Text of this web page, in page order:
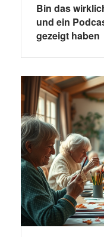
Bin das
und ein
gezeigt haben